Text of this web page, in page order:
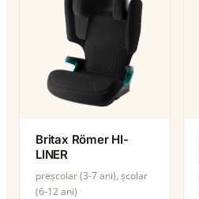
Britax Römer HI-
LINER
preșcolar (3-7 ani), școlar
(6-12 ani)